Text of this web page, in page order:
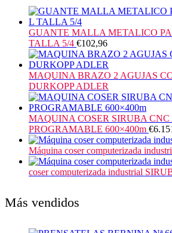
GUANTE MALLA METALICO
TALLA 5/4 €102,96
MAQUINA BRAZO 2 AGUJAS
DURKOPP ADLER
MAQUINA COSER SIRUBA CNC
PROGRAMABLE 600×400m €
Máquina coser computerizada
coser computerizada industrial
Más vendidos